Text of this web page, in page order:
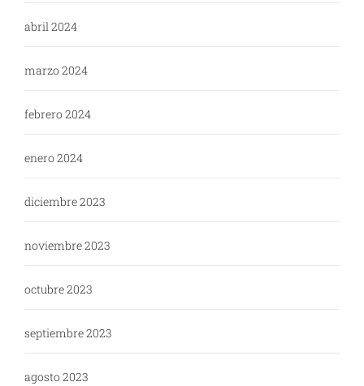
abril 2024
marzo 2024
febrero 2024
enero 2024
diciembre 2023
noviembre 2023
octubre 2023
septiembre 2023
agosto 2023